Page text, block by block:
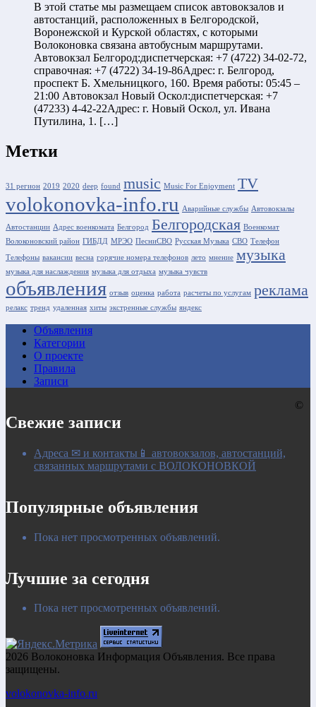
В этой статье мы размещаем список автовокзалов и
автостанций, расположенных в Белгородской,
Воронежской и Курской областях, с которыми
Волоконовка связана автобусным маршрутами.
Автовокзал Белгород:диспетчерская: +7 (4722) 34-02-72,
справочная: +7 (4722) 34-19-86Адрес: г. Белгород,
проспект Б. Хмельницкого, 160. Время работы: 05:45 –
21:00 Автовокзал Новый Оскол:диспетчерская: +7
(47233) 4-42-22Адрес: г. Новый Оскол, ул. Ивана
Путилина, 1. […]
Метки
31 регион 2019 2020 deep found music Music For Enjoyment TV
volokonovka-info.ru Аварийные службы Автовокзалы
Автостанции Адрес военкомата Белгород Белгородская Военкомат
Волоконовский район ГИБДД МРЭО ПесниСВО Русская Музыка СВО Телефон
Телефоны вакансии весна горячие номера телефонов лето мнение музыка
музыка для наслаждения музыка для отдыха музыка чувств
объявления отзыв оценка работа расчеты по услугам реклама
релакс тренд удаленная хиты экстренные службы яндекс
Объявления
Категории
О проекте
Правила
Записи
Свежие записи
Адреса ✉ и контакты📱 автовокзалов, автостанций,
связанных маршрутами с ВОЛОКОНОВКОЙ
Популярные объявления
Пока нет просмотренных объявлений.
Лучшие за сегодня
Пока нет просмотренных объявлений.
©
2026 Волоконовка Информация Объявления. Все права
защищены.
volokonovka-info.ru